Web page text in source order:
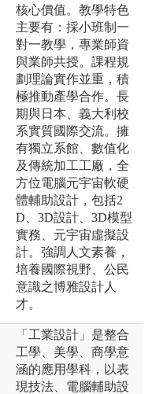
核心價值。教學特色
主要有：採小班制一
對一教學，專業師資
與業師共授。課程規
劃理論實作並重，積
極推動產學合作。長
期與日本、義大利校
系實質國際交流。擁
有獨立系館、數值化
及傳統加工工廠，全
方位電腦元宇宙軟硬
體輔助設計，包括2
D、3D設計、3D模型
實務、元宇宙虛擬設
計。強調人文素養，
培養國際視野、公民
意識之博雅設計人
才。
「工業設計」是整合
工學、美學、商學意
涵的應用學科，以表
現技法、電腦輔助設